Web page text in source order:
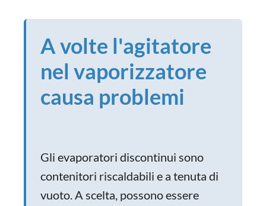
A volte l'agitatore
nel vaporizzatore
causa problemi
Gli evaporatori discontinui sono
contenitori riscaldabili e a tenuta di
vuoto. A scelta, possono essere